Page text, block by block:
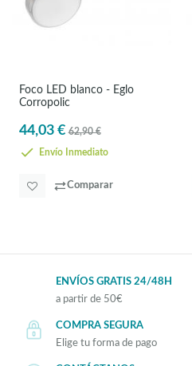
Foco LED blanco - Eglo
Corropolic
44,03 € 62,90 €
Envío Inmediato
Comparar
ENVÍOS GRATIS 24/48H
a partir de 50€
COMPRA SEGURA
Elige tu forma de pago